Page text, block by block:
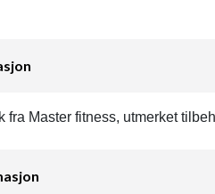
fra Master fitness, utmerket